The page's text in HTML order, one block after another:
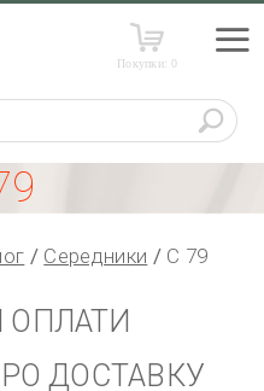
Покупки:0
Середники С 79
ОПЛАТИ
ДОСТАВКУ